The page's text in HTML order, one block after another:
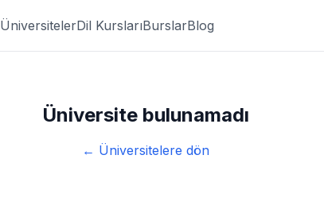
ÜniversitelerDil KurslarıBurslarBlog
Üniversite bulunamadı
← Üniversitelere dön